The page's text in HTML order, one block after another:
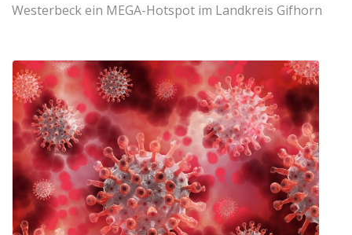
Westerbeck ein MEGA-Hotspot im Landkreis Gifhorn